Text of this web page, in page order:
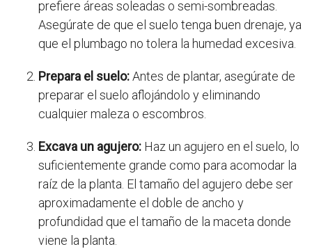
prefiere áreas soleadas o semi-sombreadas.
Asegúrate de que el suelo tenga buen drenaje, ya
que el plumbago no tolera la humedad excesiva.
Prepara el suelo:Antes de plantar, asegúrate de
preparar el suelo aflojándolo y eliminando
cualquier maleza o escombros.
Excava un agujero: Haz un agujero en el suelo, lo
suficientemente grande como para acomodar la
raíz de la planta. El tamaño del agujero debe ser
aproximadamente el doble de ancho y
profundidad que el tamaño de la maceta donde
viene la planta.